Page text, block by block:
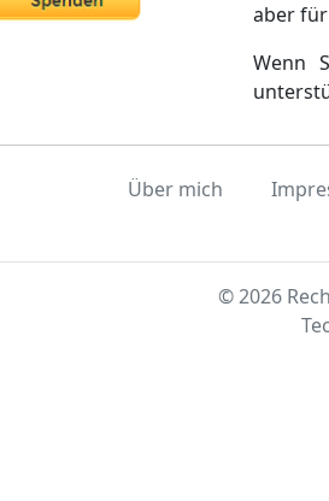
aber
Wenn
Über mich
© 2026